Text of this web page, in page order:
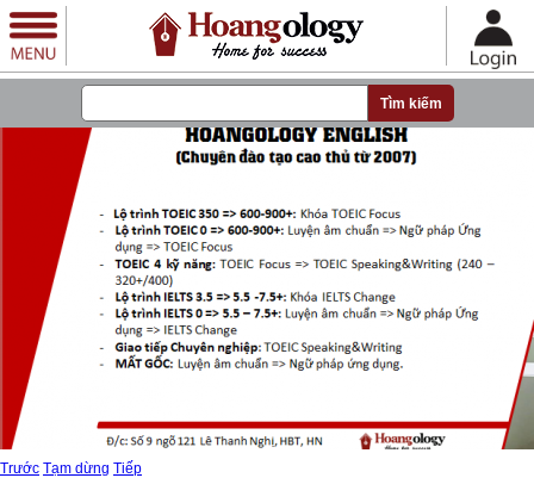
Nhảy đến nội dung
Trước Tạm dừng Tiếp